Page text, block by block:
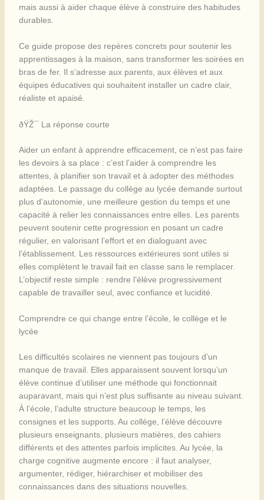
mais aussi à aider chaque élève à construire des habitudes
durables.
Ce guide propose des repères concrets pour soutenir les
apprentissages à la maison, sans transformer les soirées en
bras de fer. Il s’adresse aux parents, aux élèves et aux
équipes éducatives qui souhaitent installer un cadre clair,
réaliste et apaisé.
ðŸŽ¯ La réponse courte
Aider un enfant à apprendre efficacement, ce n’est pas faire
les devoirs à sa place : c’est l’aider à comprendre les
attentes, à planifier son travail et à adopter des méthodes
adaptées. Le passage du collège au lycée demande surtout
plus d’autonomie, une meilleure gestion du temps et une
capacité à relier les connaissances entre elles. Les parents
peuvent soutenir cette progression en posant un cadre
régulier, en valorisant l’effort et en dialoguant avec
l’établissement. Les ressources extérieures sont utiles si
elles complètent le travail fait en classe sans le remplacer.
L’objectif reste simple : rendre l’élève progressivement
capable de travailler seul, avec confiance et lucidité.
Comprendre ce qui change entre l’école, le collège et le
lycée
Les difficultés scolaires ne viennent pas toujours d’un
manque de travail. Elles apparaissent souvent lorsqu’un
élève continue d’utiliser une méthode qui fonctionnait
auparavant, mais qui n’est plus suffisante au niveau suivant.
À l’école, l’adulte structure beaucoup le temps, les
consignes et les supports. Au collège, l’élève découvre
plusieurs enseignants, plusieurs matières, des cahiers
différents et des attentes parfois implicites. Au lycée, la
charge cognitive augmente encore : il faut analyser,
argumenter, rédiger, hiérarchiser et mobiliser des
connaissances dans des situations nouvelles.